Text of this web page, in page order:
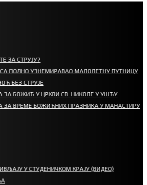
ЗА СТРУЈУ?
ПОЛНО УЗНЕМИРАВАО МАЛОЛЕТНУ ПУТНИЦУ
БЕЗ СТРУЈЕ
ЗА БОЖИЋ У ЦРКВИ СВ. НИКОЛЕ У УШЋУ
ЗА ВРЕМЕ БОЖИЋНИХ ПРАЗНИКА У МАНАСТИРУ
У СТУДЕНИЧКОМ КРАЈУ (ВИДЕО)